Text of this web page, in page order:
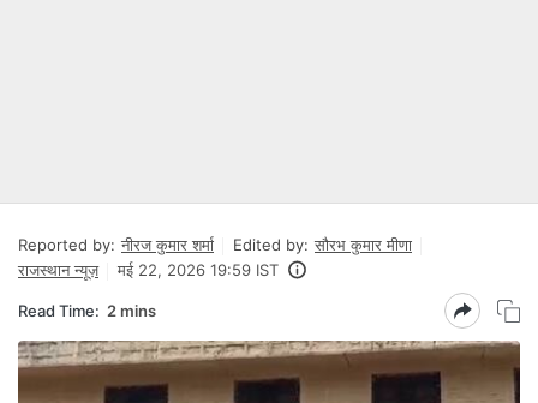
Reported by: नीरज कुमार शर्मा Edited by: सौरभ कुमार मीणा
राजस्थान न्यूज़
मई 22, 2026 19:59 IST
Read Time: 2 mins